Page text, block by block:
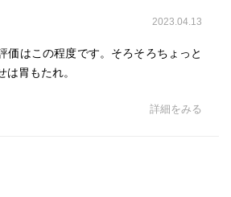
2023.04.13
価はこの程度です。そろそろちょっと
は胃もたれ。
詳細をみる